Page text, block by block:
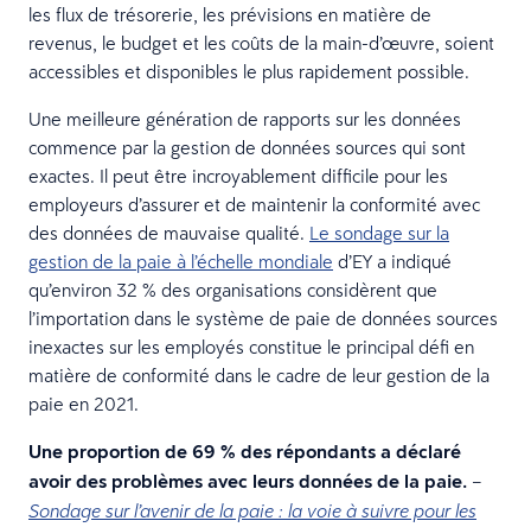
les flux de trésorerie, les prévisions en matière de
revenus, le budget et les coûts de la main-d’œuvre, soient
accessibles et disponibles le plus rapidement possible.
Une meilleure génération de rapports sur les données
commence par la gestion de données sources qui sont
exactes. Il peut être incroyablement difficile pour les
employeurs d’assurer et de maintenir la conformité avec
des données de mauvaise qualité. Le sondage sur la
gestion de la paie à l’échelle mondiale d’EY a indiqué
qu’environ 32 % des organisations considèrent que
l’importation dans le système de paie de données sources
inexactes sur les employés constitue le principal défi en
matière de conformité dans le cadre de leur gestion de la
paie en 2021.
Une proportion de 69 % des répondants a déclaré
avoir des problèmes avec leurs données de la paie. –
Sondage sur l’avenir de la paie : la voie à suivre pour les